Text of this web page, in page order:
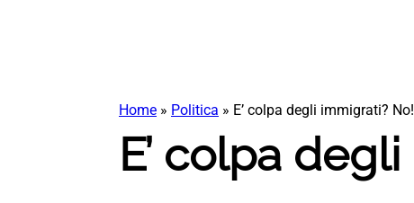
Home » Politica » E’ colpa degli immigrati?
E’ colpa